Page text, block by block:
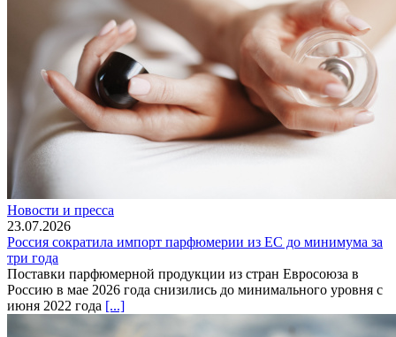
Новости и пресса
23.07.2026
Россия сократила импорт парфюмерии из ЕС до минимума за
три года
Поставки парфюмерной продукции из стран Евросоюза в
Россию в мае 2026 года снизились до минимального уровня с
июня 2022 года [...]